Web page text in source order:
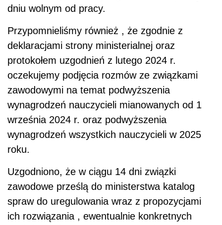
dniu wolnym od pracy.
Przypomnieliśmy również , że zgodnie z
deklaracjami strony ministerialnej oraz
protokołem uzgodnień z lutego 2024 r.
oczekujemy podjęcia rozmów ze związkami
zawodowymi na temat podwyższenia
wynagrodzeń nauczycieli mianowanych od 1
września 2024 r. oraz podwyższenia
wynagrodzeń wszystkich nauczycieli w 2025
roku.
Uzgodniono, że w ciągu 14 dni związki
zawodowe prześlą do ministerstwa katalog
spraw do uregulowania wraz z propozycjami
ich rozwiązania , ewentualnie konkretnych